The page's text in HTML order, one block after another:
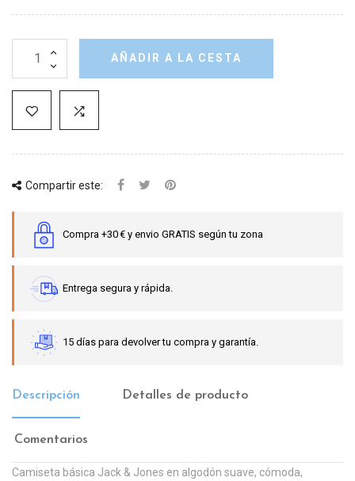
AÑADIR A LA CESTA
Compartir este:
Compra +30 € y envio GRATIS según tu zona
Entrega segura y rápida.
15 días para devolver tu compra y garantía.
Descripción Detalles de producto
Comentarios
Camiseta básica Jack & Jones en algodón suave, cómoda,